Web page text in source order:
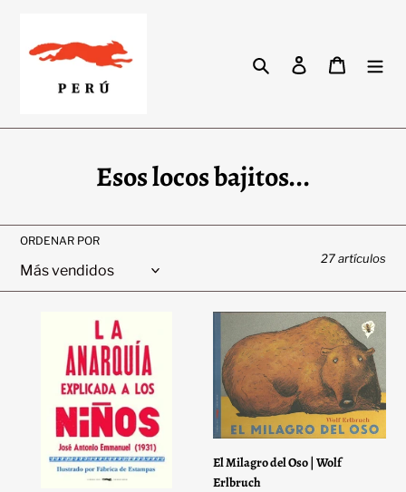
Buscar IngresarCarrito
C
l
e
c
i
ó
n
:
Esos locos bajitos...
ORDENAR POR
27 artículos
Explicada
Milagro
del
Oso
Wolf
Erlbruch
El Milagro del Oso | Wolf
Erlbruch